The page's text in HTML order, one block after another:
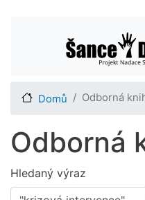
Main
Domů Odborná
Odborná
Hledaný výraz